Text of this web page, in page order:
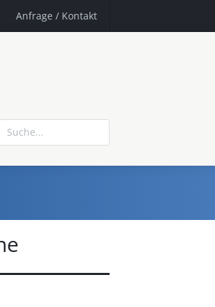
Anfrage / Kontakt